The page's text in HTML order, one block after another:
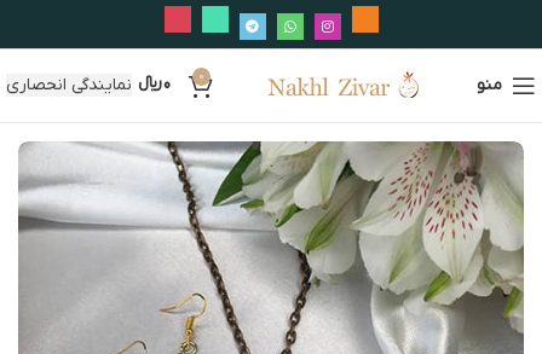
منو 0
0﷼ نمایندگی انحصاری